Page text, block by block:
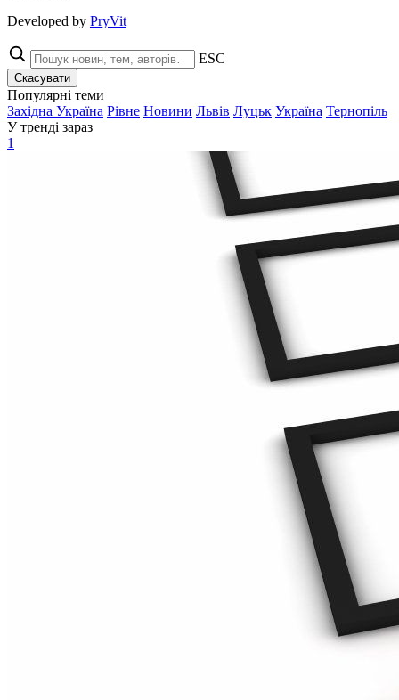
Developed by PryVit
ESC
Скасувати
Популярні теми
Західна Україна Рівне Новини Львів Луцьк Україна Тернопіль
У тренді зараз
1